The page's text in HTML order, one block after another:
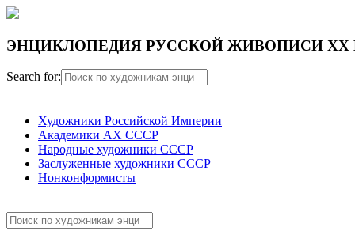
ЭНЦИКЛОПЕДИЯ РУССКОЙ ЖИВОПИСИ ХХ
Search for:
Художники Российской Империи
Академики АХ СССР
Народные художники СССР
Заслуженные художники СССР
Нонконформисты